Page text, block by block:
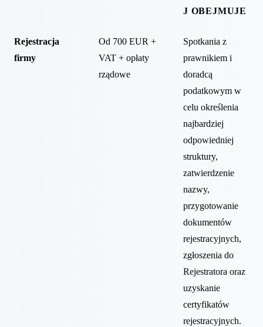
J OBEJMUJE
Rejestracja
firmy
Od 700 EUR +
VAT + opłaty
rządowe
Spotkania z
prawnikiem i
doradcą
podatkowym w
celu określenia
najbardziej
odpowiedniej
struktury,
zatwierdzenie
nazwy,
przygotowanie
dokumentów
rejestracyjnych,
zgłoszenia do
Rejestratora oraz
uzyskanie
certyfikatów
rejestracyjnych.